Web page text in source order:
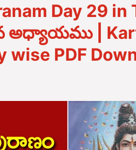
Day 29 in
అధ్యాయము |
wise PDF